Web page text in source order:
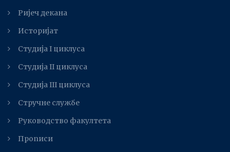
Ријеч декана
Историјат
Студија I циклуса
Студија II циклуса
Студијa III циклуса
Стручне службе
Руководство факултета
Прописи